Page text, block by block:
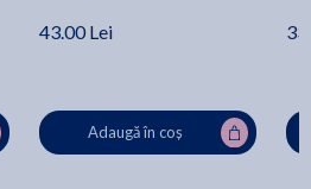
43.00 Lei
Adaugă în coș